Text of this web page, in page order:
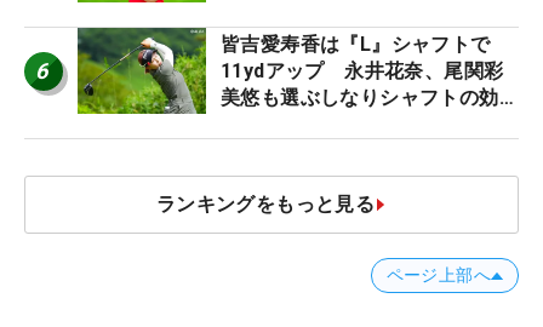
6
皆吉愛寿香は『L』シャフトで
11ydアップ 永井花奈、尾関彩
美悠も選ぶしなりシャフトの効果
ランキングをもっと見る
ページ上部へ